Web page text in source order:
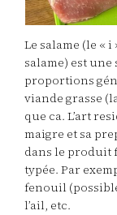
Le salame (le «
salame) est
proportions
viande grasse
que ca. L’art
maigre et sa
dans le produit
typée. Par
fenouil
l’ail, etc.